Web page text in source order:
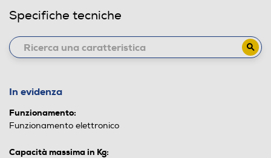
Specifiche tecniche
In evidenza
Funzionamento:
Funzionamento elettronico
Capacità massima in Kg: